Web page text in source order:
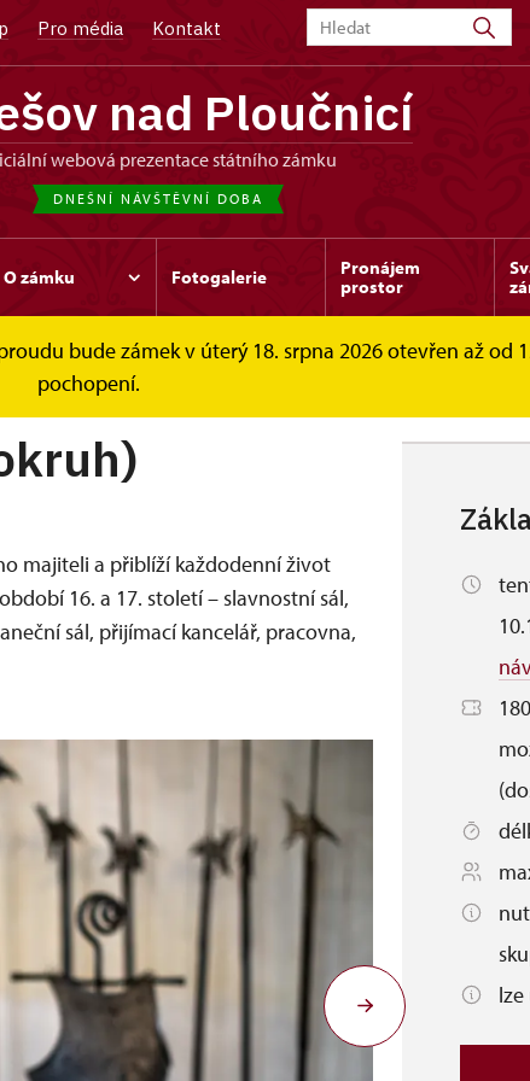
Pro média Kontakt
nad Ploučnicí
webová prezentace státního zámku
DNEŠNÍ NÁVŠTĚVNÍ DOBA
O zámku Fotogalerie
Pronájem
prostor
bude zámek v úterý 18. srpna 2026 otevřen až od
pochopení.
okruhy Dolní zámek (základní okruh)
majiteli a přiblíží každodenní život
16. a 17. století – slavnostní sál,
sál, přijímací kancelář, pracovna,